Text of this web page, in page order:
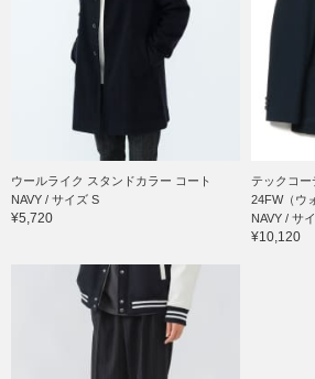
ウールライク スタンドカラー コート
NAVY / サイズ S
¥5,720
テックコー
24FW（ウ
NAVY / サ
¥10,120